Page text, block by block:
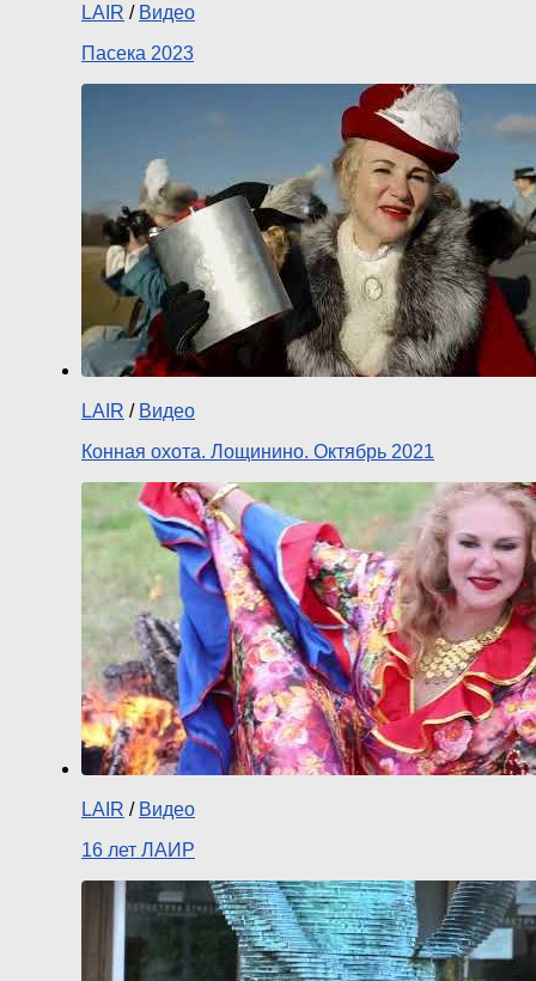
LAIR / Видео
Пасека 2023
LAIR / Видео
Конная охота. Лощинино. Октябрь 2021
LAIR / Видео
16 лет ЛАИР